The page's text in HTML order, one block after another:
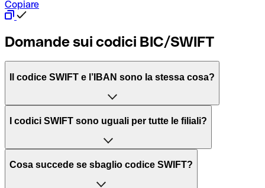
Copiare
Domande sui codici BIC/SWIFT
Il codice SWIFT e l’IBAN sono la stessa cosa?
L'acronimo SWIFT sta per “Society for Worldwide
per l’elaborazione dei pagamenti tra diversi Paesi.
Il BIC, invece, sta per “Bank Identifier Code” ed è una
I codici SWIFT sono uguali per tutte le filiali?
Dipende dalle banche. In alcuni casi le banche utilizzano
Cosa succede se sbaglio codice SWIFT?